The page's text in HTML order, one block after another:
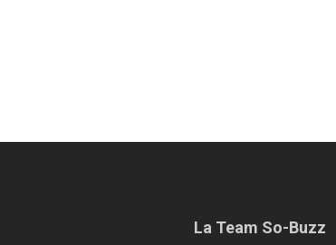
La Team So-Buzz